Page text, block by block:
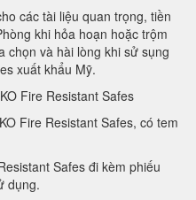
các tài liệu quan trọng, tiền
khi hỏa hoạn hoặc trộm
chọn và hài lòng khi sử sụng
xuất khẩu Mỹ.
Fire Resistant Safes
Fire Resistant Safes, có tem
Safes đi kèm phiếu
dụng.